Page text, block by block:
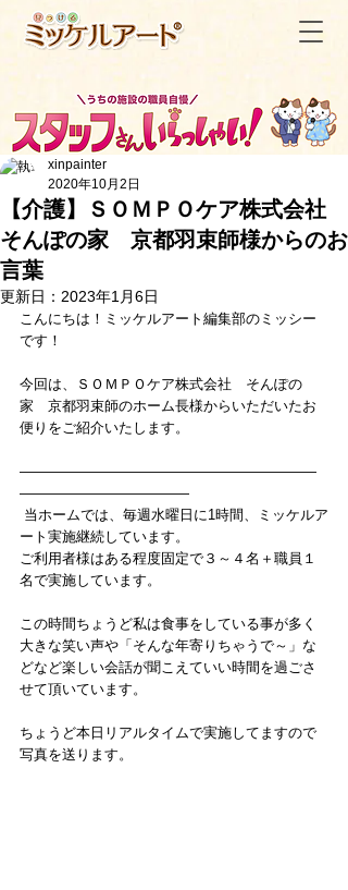
【介護】ＳＯＭＰＯケア株式会社
そんぽの家 京都羽束師様からのお
言葉
xinpainter
2020年10月2日
更新日： 2023年1月6日
こんにちは！ミッケルアート編集部のミッシー
です！
今回は、
ＳＯＭＰＯケア株式会社　そんぽの
家　京都羽束師のホーム長様からいただいたお
便りをご紹介いたします。
―――――――――――――――――――――
――――――――――――
ート実施継続しています。
ご利用者様はある程度固定で３～４名＋職員１
名で実施しています。
この時間ちょうど私は食事をしている事が多く
大きな笑い声や「そんな年寄りちゃうで～」な
どなど楽しい会話が聞こえていい時間を過ごさ
せて頂いています。
ちょうど本日リアルタイムで実施してますので
写真を送ります。